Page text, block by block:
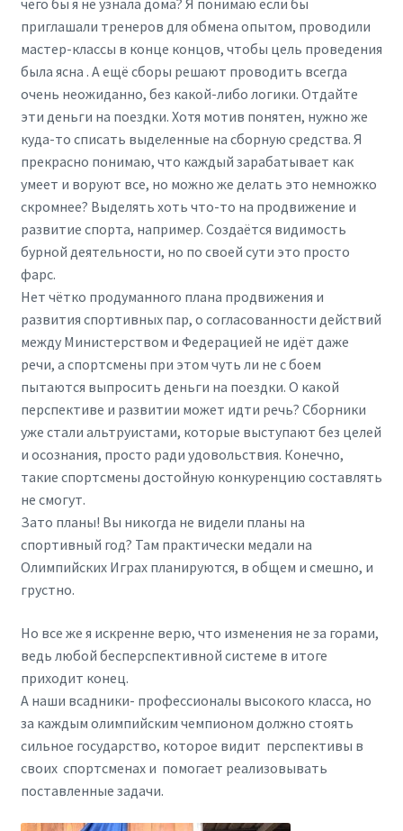
чего бы я не узнала дома? Я понимаю если бы
приглашали тренеров для обмена опытом, проводили
мастер-классы в конце концов, чтобы цель проведения
была ясна . А ещё сборы решают проводить всегда
очень неожиданно, без какой-либо логики. Отдайте
эти деньги на поездки. Хотя мотив понятен, нужно же
куда-то списать выделенные на сборную средства. Я
прекрасно понимаю, что каждый зарабатывает как
умеет и воруют все, но можно же делать это немножко
скромнее? Выделять хоть что-то на продвижение и
развитие спорта, например. Создаётся видимость
бурной деятельности, но по своей сути это просто
фарс.
Нет чётко продуманного плана продвижения и
развития спортивных пар, о согласованности действий
между Министерством и Федерацией не идёт даже
речи, а спортсмены при этом чуть ли не с боем
пытаются выпросить деньги на поездки. О какой
перспективе и развитии может идти речь? Сборники
уже стали альтруистами, которые выступают без целей
и осознания, просто ради удовольствия. Конечно,
такие спортсмены достойную конкуренцию составлять
не смогут.
Зато планы! Вы никогда не видели планы на
спортивный год? Там практически медали на
Олимпийских Играх планируются, в общем и смешно, и
грустно.
Но все же я искренне верю, что изменения не за горами,
ведь любой бесперспективной системе в итоге
приходит конец.
А наши всадники- профессионалы высокого класса, но
за каждым олимпийским чемпионом должно стоять
сильное государство, которое видит перспективы в
своих спортсменах и помогает реализовывать
поставленные задачи.